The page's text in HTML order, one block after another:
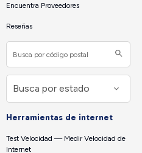
Encuentra Proveedores
Reseñas
Herramientas de internet
Test Velocidad — Medir Velocidad de
Internet